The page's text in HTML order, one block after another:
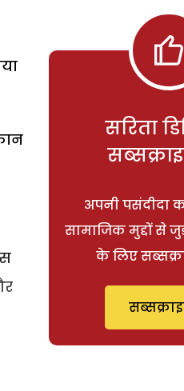
सरिता
अपनी पसंदीदा
सामाजिक मुद्दों से
के लिए